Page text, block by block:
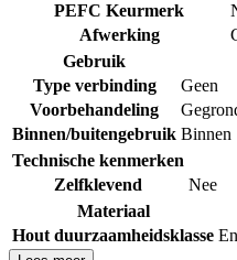
PEFC Keurmerk
Afwerking
Gebruik
Type verbinding
Geen
Voorbehandeling
Binnen/buitengebruik Binnen
Technische kenmerken
Zelfklevend
Nee
Materiaal
Hout duurzaamheidsklasse